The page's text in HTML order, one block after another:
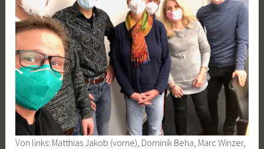
Von links: Matthias Jakob (vorne), Dominik Beha, Marc Winzer,